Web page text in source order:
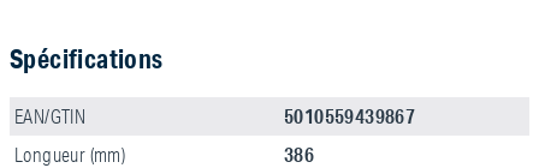
Spécifications
EAN/GTIN 5010559439867
Longueur (mm) 386